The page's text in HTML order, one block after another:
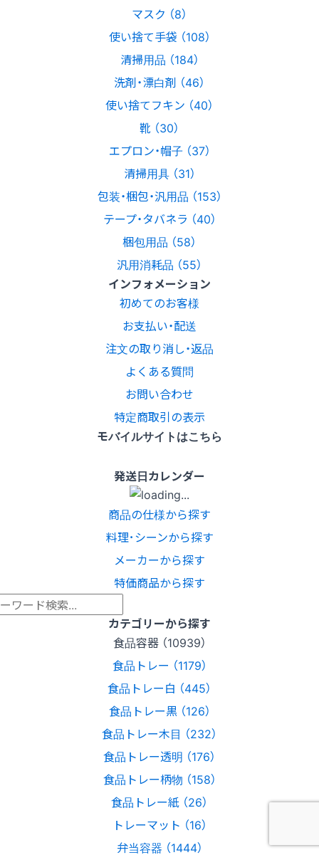
マスク （8）
使い捨て手袋 （108）
清掃用品 （184）
洗剤・漂白剤 （46）
使い捨てフキン （40）
靴 （30）
エプロン・帽子 （37）
清掃用具 （31）
包装・梱包・汎用品 （153）
テープ・タバネラ （40）
梱包用品 （58）
汎用消耗品 （55）
インフォメーション
初めてのお客様
お支払い・配送
注文の取り消し・返品
よくある質問
お問い合わせ
特定商取引の表示
モバイルサイトはこちら
発送日カレンダー
商品の仕様から探す
料理･シーンから探す
メーカーから探す
特価商品から探す
カテゴリーから探す
食品容器 （10939）
食品トレー （1179）
食品トレー白 （445）
食品トレー黒 （126）
食品トレー木目 （232）
食品トレー透明 （176）
食品トレー柄物 （158）
食品トレー紙 （26）
トレーマット （16）
弁当容器 （1444）